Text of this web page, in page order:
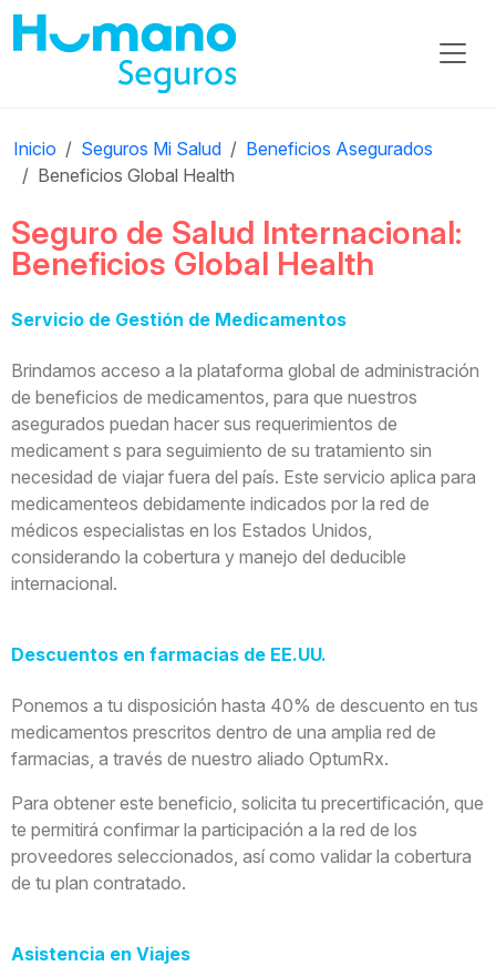
Inicio Seguros Mi Salud
Beneficios Asegurados
Beneficios Global Health
Seguro de Salud Internacional:
Beneficios Global Health
Servicio de Gestión de Medicamentos
Brindamos acceso a la plataforma global de administración
de beneficios de medicamentos, para que nuestros
asegurados puedan hacer sus requerimientos de
medicament s para seguimiento de su tratamiento sin
necesidad de viajar fuera del país. Este servicio aplica para
m​​edicamenteos debidamente indicados por la red de
médicos especialistas en los Estados Unidos,
considerando la cobertura y manejo del deducible
internacional.
Descuentos en farmacias de EE.UU.
Ponemos a tu disposición hasta 40% de descuento en tus
medicamentos prescritos dentro de una amplia red de
farmacias, a través de nuestro aliado OptumRx.
Para obtener este beneficio, solicita tu precertificación, que
te permitirá confirmar la participación a la red de los
proveedores seleccionados, así como validar la cobertura
de tu plan contratado.
Asistencia en Viajes